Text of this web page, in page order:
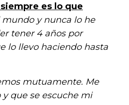
es lo que
y nunca lo he
tener 4 años por
lo llevo haciendo hasta
mutuamente. Me
que se escuche mi